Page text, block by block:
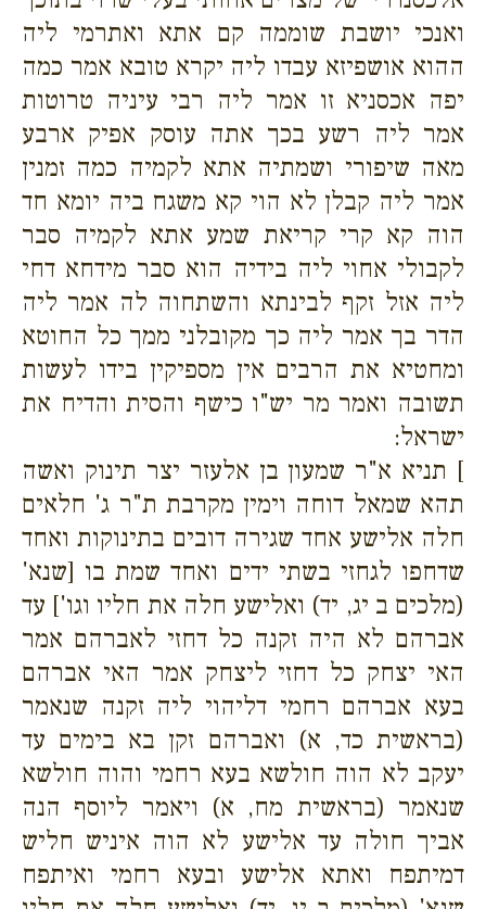
ואנכי יושבת שוממה קם אתא ואתרמי ליה
ההוא אושפיזא עבדו ליה יקרא טובא אמר כמה
יפה אכסניא זו אמר ליה רבי עיניה טרוטות
אמר ליה רשע בכך אתה עוסק אפיק ארבע
מאה שיפורי ושמתיה אתא לקמיה כמה זמנין
אמר ליה קבלן לא הוי קא משגח ביה יומא חד
הוה קא קרי קריאת שמע אתא לקמיה סבר
לקבולי אחוי ליה בידיה הוא סבר מידחא דחי
ליה אזל זקף לבינתא והשתחוה לה אמר ליה
הדר בך אמר ליה כך מקובלני ממך כל החוטא
ומחטיא את הרבים אין מספיקין בידו לעשות
תשובה ואמר מר יש"ו כישף והסית והדיח את
ישראל:
] תניא א"ר שמעון בן אלעזר יצר תינוק ואשה
תהא שמאל דוחה וימין מקרבת ת"ר ג' חלאים
חלה אלישע אחד שגירה דובים בתינוקות ואחד
שדחפו לגחזי בשתי ידים ואחד שמת בו [שנא'
(מלכים ב יג, יד) ואלישע חלה את חליו וגו'] עד
אברהם לא היה זקנה כל דחזי לאברהם אמר
האי יצחק כל דחזי ליצחק אמר האי אברהם
בעא אברהם רחמי דליהוי ליה זקנה שנאמר
(בראשית כד, א) ואברהם זקן בא בימים עד
יעקב לא הוה חולשא בעא רחמי והוה חולשא
שנאמר (בראשית מח, א) ויאמר ליוסף הנה
אביך חולה עד אלישע לא הוה איניש חליש
דמיתפח ואתא אלישע ובעא רחמי ואיתפח